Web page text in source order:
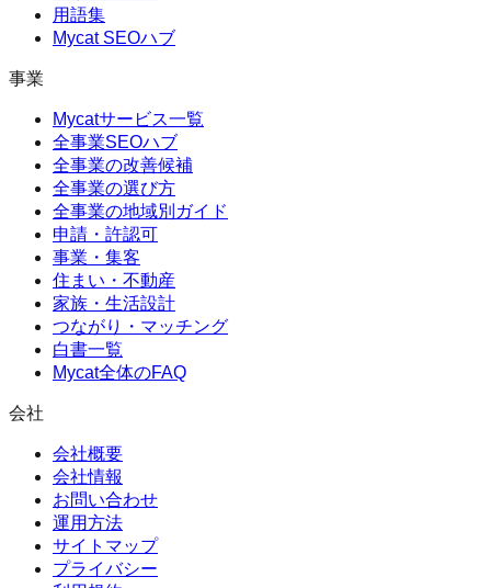
用語集
Mycat SEOハブ
事業
Mycatサービス一覧
全事業SEOハブ
全事業の改善候補
全事業の選び方
全事業の地域別ガイド
申請・許認可
事業・集客
住まい・不動産
家族・生活設計
つながり・マッチング
白書一覧
Mycat全体のFAQ
会社
会社概要
会社情報
お問い合わせ
運用方法
サイトマップ
プライバシー